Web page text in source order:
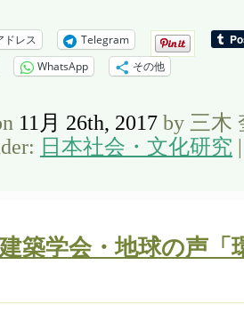
ドレス
Telegram
WhatsApp その他
11月 26th, 2017 by 三木
日本社会・文化研究
建築学会・地球の声